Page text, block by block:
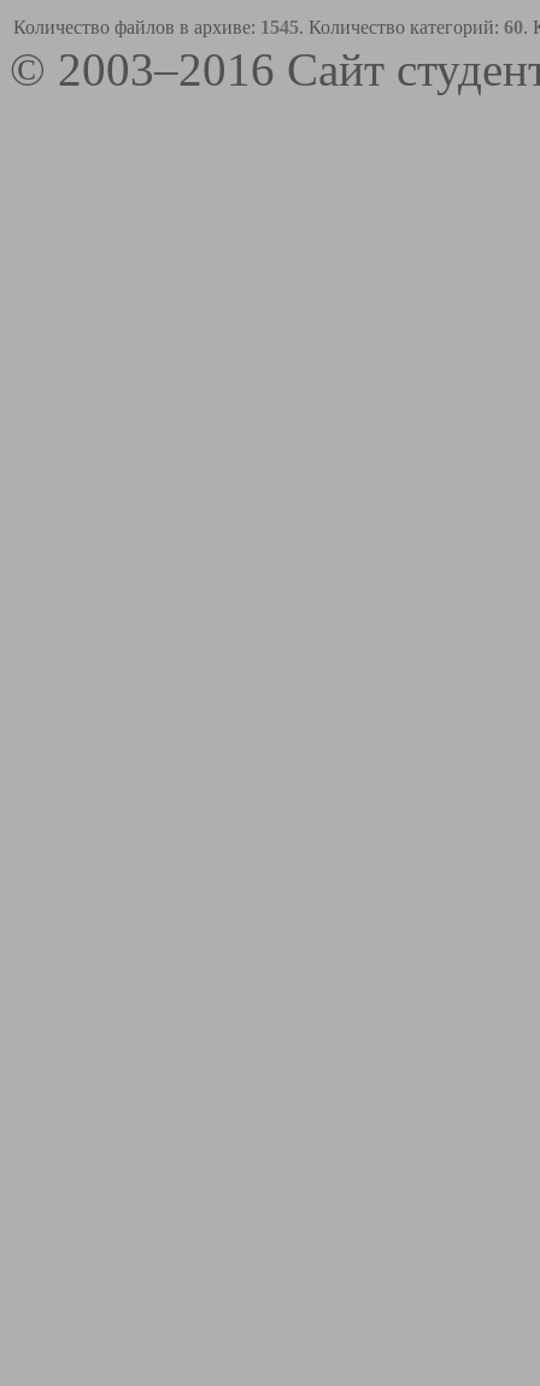
Количество файлов в архиве: 1545. Количество категорий: 60.
© 2003–2016 Сайт